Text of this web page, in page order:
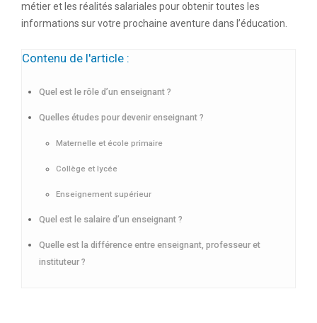
métier et les réalités salariales pour obtenir toutes les
informations sur votre prochaine aventure dans l’éducation.
Contenu de l'article :
Quel est le rôle d’un enseignant ?
Quelles études pour devenir enseignant ?
Maternelle et école primaire
Collège et lycée
Enseignement supérieur
Quel est le salaire d’un enseignant ?
Quelle est la différence entre enseignant, professeur et
instituteur ?